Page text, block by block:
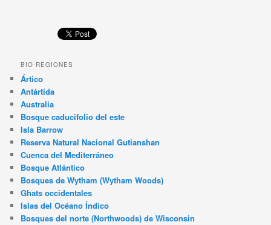
BIO REGIONES
Ártico
Antártida
Australia
Bosque caducifolio del este
Isla Barrow
Reserva Natural Nacional Gutianshan
Cuenca del Mediterráneo
Bosque Atlántico
Bosques de Wytham (Wytham Woods)
Ghats occidentales
Islas del Océano Índico
Bosques del norte (Northwoods) de Wisconsin